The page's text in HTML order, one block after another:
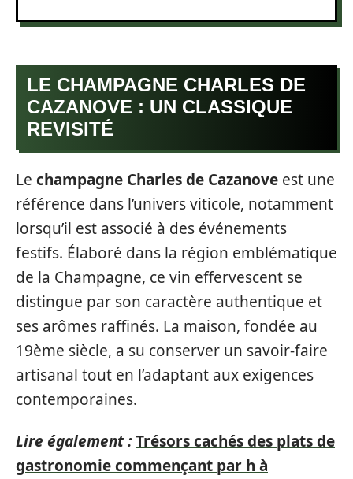
LE CHAMPAGNE CHARLES DE
CAZANOVE : UN CLASSIQUE
REVISITÉ
Le champagne Charles de Cazanove est une
référence dans l’univers viticole, notamment
lorsqu’il est associé à des événements
festifs. Élaboré dans la région emblématique
de la Champagne, ce vin effervescent se
distingue par son caractère authentique et
ses arômes raffinés. La maison, fondée au
19ème siècle, a su conserver un savoir-faire
artisanal tout en l’adaptant aux exigences
contemporaines.
Lire également :Trésors cachés des plats de
gastronomie commençant par h à